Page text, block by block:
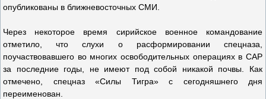
опубликованы в ближневосточных СМИ.
Через некоторое время сирийское военное командование
отметило, что слухи о расформировании спецназа,
поучаствовавшего во многих освободительных операциях в САР
за последние годы, не имеют под собой никакой почвы. Как
отмечено, спецназ «Силы Тигра» с сегодняшнего дня
переименован.